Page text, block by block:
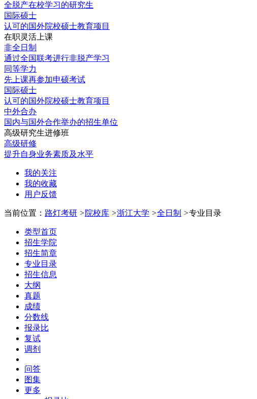
全脱产在校学习的研究生
国际硕士
认可的国外院校硕士教育项目
在职灵活上课
非全日制
通过全国联考进行非脱产学习
同等学力
先上课再参加申硕考试
国际硕士
认可的国外院校硕士教育项目
中外合办
国内与国外合作举办的招生单位
高级研究生进修班
高级研修
提升自身业务素质及水平
我的关注
我的收藏
用户反馈
当前位置： 路灯考研 >院校库 >浙江大学 >全日制 >专业目录
类型首页
招生学院
招生简章
专业目录
招生信息
大纲
真题
成绩
分数线
报录比
复试
调剂
问答
图集
更多